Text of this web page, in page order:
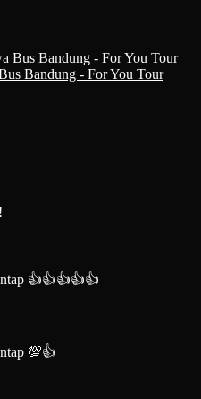
Bandung - For You Tour
👍👍👍👍👍
💯👍